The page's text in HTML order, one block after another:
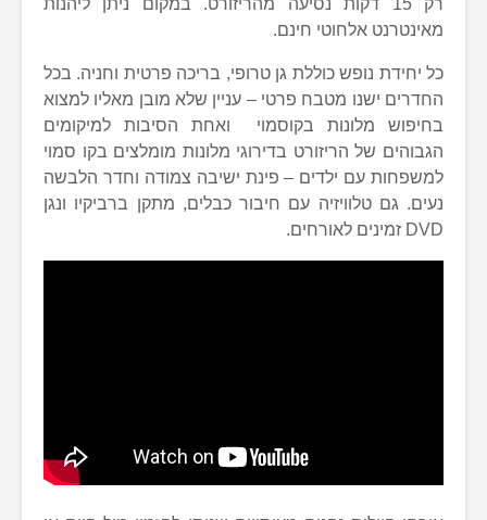
רק 15 דקות נסיעה מהריזורט. במקום ניתן ליהנות
מאינטרנט אלחוטי חינם.
כל יחידת נופש כוללת גן טרופי, בריכה פרטית וחניה. בכל
החדרים ישנו מטבח פרטי – עניין שלא מובן מאליו למצוא
בחיפוש מלונות בקוסמוי ואחת הסיבות למיקומים
הגבוהים של הריזורט בדירוגי מלונות מומלצים בקו סמוי
למשפחות עם ילדים – פינת ישיבה צמודה וחדר הלבשה
נעים. גם טלוויזיה עם חיבור כבלים, מתקן ברביקיו ונגן
DVD זמינים לאורחים.